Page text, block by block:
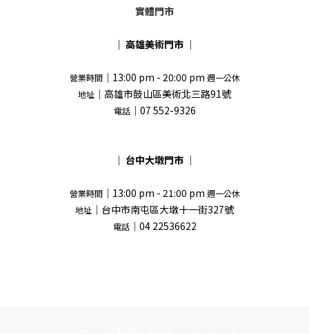
實體門市
｜ 高雄美術門市 ｜
營業時間｜13:00 pm - 20:00 pm 週一公休
地址 ｜高雄市鼓山區美術北三路91號
電話｜07 552-9326
｜ 台中大墩門市 ｜
營業時間｜13:00 pm - 21:00 pm 週一公休
地址 ｜台中市南屯區大墩十一街327號
電話｜04 22536622